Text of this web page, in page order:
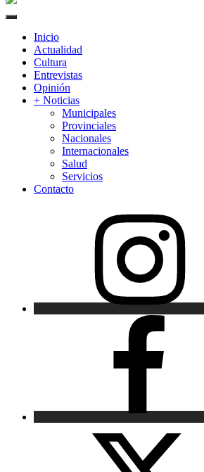
Primary
Inicio
Actualidad
Cultura
Entrevistas
Opinión
+ Noticias
Municipales
Provinciales
Nacionales
Internacionales
Salud
Servicios
Contacto